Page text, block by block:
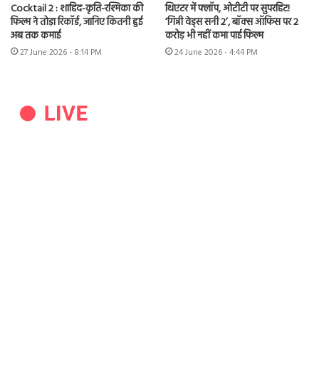
Cocktail 2 : शाहिद-कृति-रश्मिका की
फिल्म ने तोड़ा रिकॉर्ड, जानिए कितनी हुई
अब तक कमाई
27 June 2026 - 8:14 PM
थिएटर में फ्लॉप, ओटीटी पर सुपरहिट!
‘गिन्नी वेड्स सनी 2’, बॉक्स ऑफिस पर 2
करोड़ भी नहीं कमा पाई फिल्म
24 June 2026 - 4:44 PM